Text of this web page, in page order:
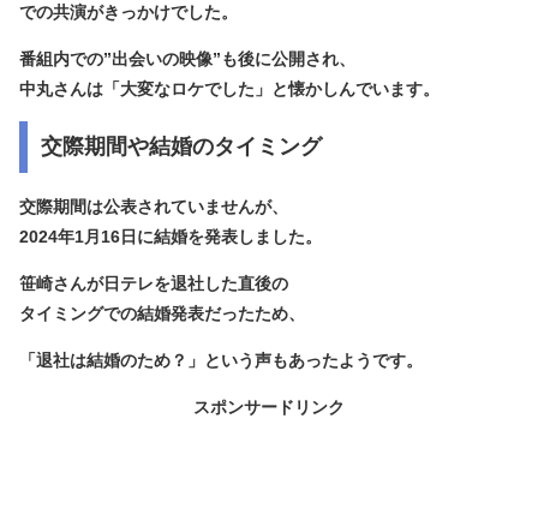
での共演がきっかけでした。
番組内での”出会いの映像”も後に公開され、
中丸さんは「大変なロケでした」と懐かしんでいます。
交際期間や結婚のタイミング
交際期間は公表されていませんが、
2024年1月16日に結婚を発表しました。
笹崎さんが日テレを退社した直後の
タイミングでの結婚発表だったため、
「退社は結婚のため？」という声もあったようです。
スポンサードリンク